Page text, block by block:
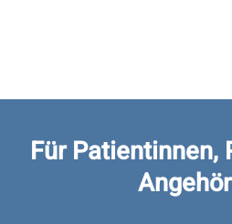
Für Patientinnen,